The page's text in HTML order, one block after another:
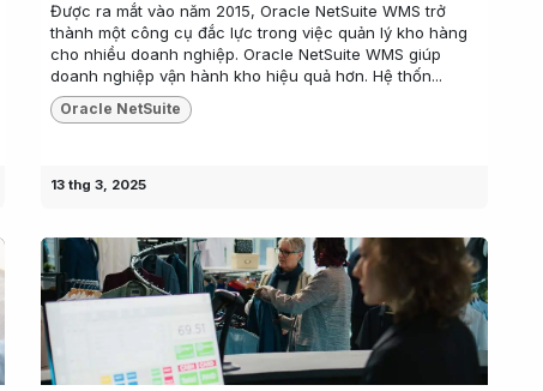
Được ra mắt vào năm 2015, Oracle NetSuite WMS trở
thành một công cụ đắc lực trong việc quản lý kho hàng
cho nhiều doanh nghiệp. Oracle NetSuite WMS giúp
doanh nghiệp vận hành kho hiệu quả hơn. Hệ thốn...
Oracle NetSuite
13 thg 3, 2025